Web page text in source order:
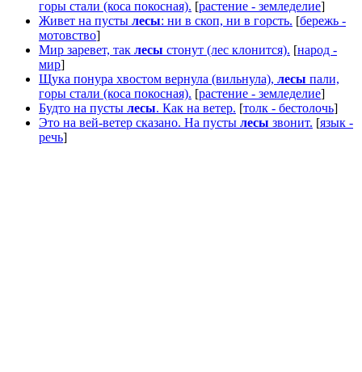
горы стали (коса покосная). [растение - земледелие]
Живет на пусты лесы: ни в скоп, ни в горсть. [бережь -
мотовство]
Мир заревет, так лесы стонут (лес клонится). [народ -
мир]
Щука понура хвостом вернула (вильнула), лесы пали,
горы стали (коса покосная). [растение - земледелие]
Будто на пусты лесы. Как на ветер. [толк - бестолочь]
Это на вей-ветер сказано. На пусты лесы звонит. [язык -
речь]